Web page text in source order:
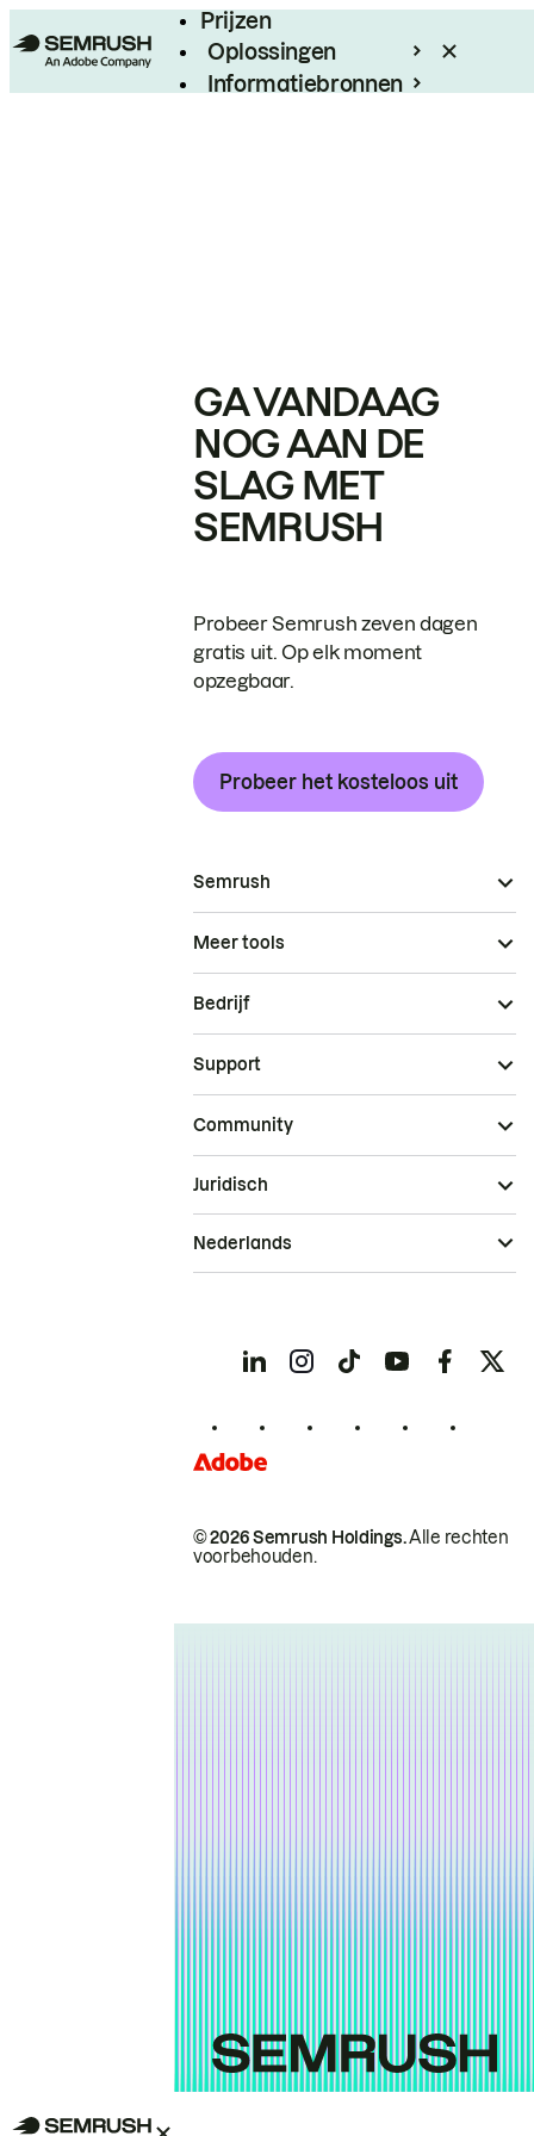
Prijzen
Oplossingen
Informatiebronnen
GA VANDAAG
NOG AAN DE
SLAG MET
SEMRUSH
Probeer Semrush zeven dagen
gratis uit. Op elk moment
opzegbaar.
Probeer het kosteloos uit
Semrush
Meer tools
Bedrijf
Support
Community
© 2026 Semrush Holdings.Alle rechten
voorbehouden.
Juridisch
Nederlands